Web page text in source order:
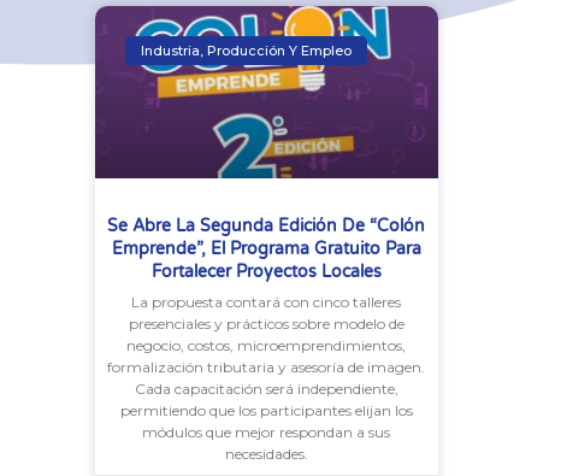
Industria, Producción Y Empleo
Se Abre La Segunda Edición De “Colón
Emprende”, El Programa Gratuito Para
Fortalecer Proyectos Locales
La propuesta contará con cinco talleres
presenciales y prácticos sobre modelo de
negocio, costos, microemprendimientos,
formalización tributaria y asesoría de imagen.
Cada capacitación será independiente,
permitiendo que los participantes elijan los
módulos que mejor respondan a sus
necesidades.